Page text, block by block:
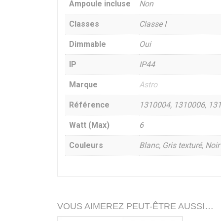
Ampoule incluse Non
Classes Classe I
Dimmable Oui
IP IP44
Marque Astro
Référence 1310004, 1310006,
Watt (Max) 6
Couleurs Blanc, Gris texturé, Noir
VOUS AIMEREZ PEUT-ÊTRE AUSSI…